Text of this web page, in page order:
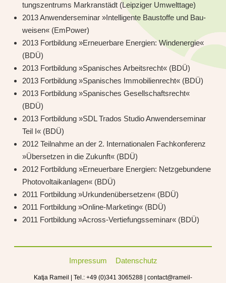
tungs­zen­trums Markran­städt (Leip­zi­ger Umwelt­ta­ge)
2013 Anwen­der­se­mi­nar »Intel­li­gen­te Bau­stof­fe und Bau­
wei­sen« (EmPower)
2013 Fort­bil­dung »Erneu­er­ba­re Ener­gien: Wind­ener­gie«
(BDÜ)
2013 Fort­bil­dung »Spa­ni­sches Arbeits­recht« (BDÜ)
2013 Fort­bil­dung »Spa­ni­sches Immo­bi­li­en­recht« (BDÜ)
2013 Fort­bil­dung »Spa­ni­sches Gesell­schafts­recht«
(BDÜ)
2013 Fort­bil­dung »SDL Tra­dos Stu­dio Anwen­der­se­mi­nar
Teil I« (BDÜ)
2012 Teil­nah­me an der 2. Inter­na­tio­na­len Fach­kon­fe­renz
»Über­set­zen in die Zukunft« (BDÜ)
2012 Fort­bil­dung »Erneu­er­ba­re Ener­gien: Netz­ge­bun­de­ne
Pho­to­vol­ta­ik­an­la­gen« (BDÜ)
2011 Fort­bil­dung »Urkun­den­über­set­zen« (BDÜ)
2011 Fort­bil­dung »Online-Mar­ke­ting« (BDÜ)
2011 Fort­bil­dung »Across-Ver­tie­fungs­se­mi­nar« (BDÜ)
Impressum Datenschutz
Katja Rameil | Tel.: +49 (0)341 3065288 | contact@rameil-